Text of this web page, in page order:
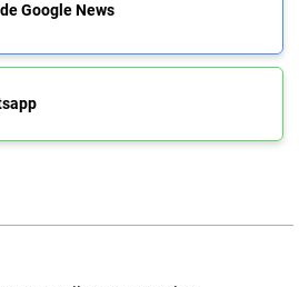
Google News